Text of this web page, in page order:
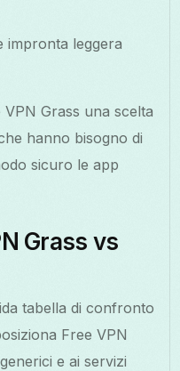
impronta leggera
Grass una scelta
hanno bisogno di
sicuro le app
Grass vs
tabella di confronto
Free VPN
e ai servizi